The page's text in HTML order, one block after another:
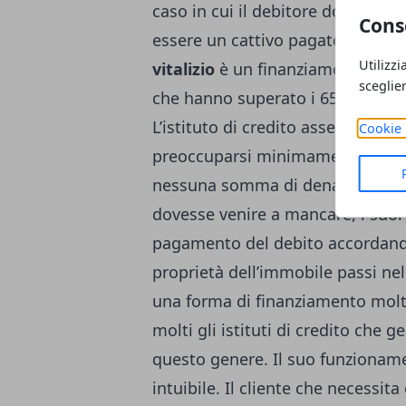
Cookie
caso in cui il debitore dovesse
essere un cattivo pagatore né
vitalizio è un finanziamento
che hanno superato i 65 anni di
L’istituto di credito assegna al
preoccuparsi minimamente di
nessuna somma di denaro da
dovesse venire a mancare, i
pagamento del debito
proprietà dell’immobile passi
una forma di finanziamento
molti gli istituti di credito che
questo genere. Il suo
intuibile. Il cliente che